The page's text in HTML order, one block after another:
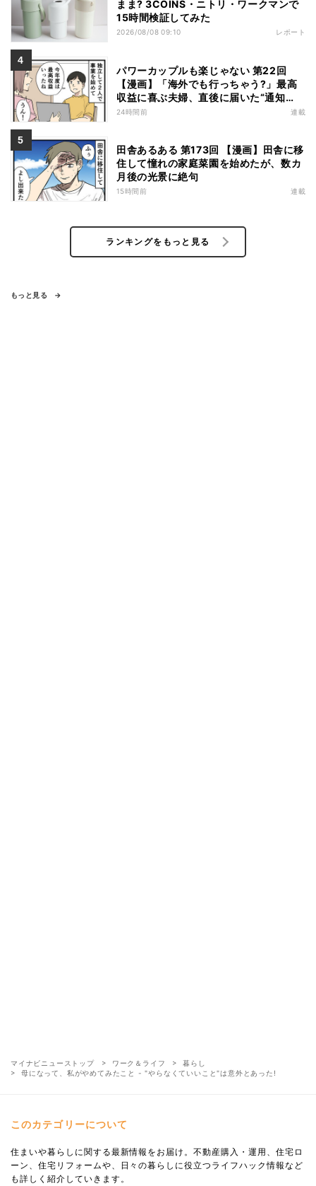
まま? 3COINS・ニトリ・ワークマンで
15時間検証してみた
2026/08/08 09:10 レポート
パワーカップルも楽じゃない 第22回
【漫画】「海外でも行っちゃう?」最高
収益に喜ぶ夫婦、直後に届いた“通知
書”で現実に戻された
24時間前 連載
田舎あるある 第173回 【漫画】田舎に移
住して憧れの家庭菜園を始めたが、数カ
月後の光景に絶句
15時間前 連載
ランキングをもっと見る
もっと見る
マイナビニューストップ ワーク＆ライフ
暮らし
母になって、私がやめてみたこと - "やらなくていいこと"は意外とあった!
このカテゴリーについて
住まいや暮らしに関する最新情報をお届け。不動産購入・運用、住宅ロ
ーン、住宅リフォームや、日々の暮らしに役立つライフハック情報など
も詳しく紹介していきます。